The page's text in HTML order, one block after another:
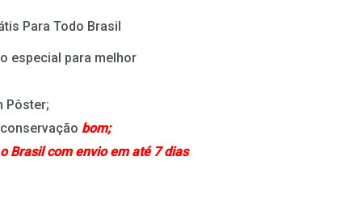
Para Todo Brasil
especial para melhor
Pôster;
bom;
Brasil com envio em até 7 dias